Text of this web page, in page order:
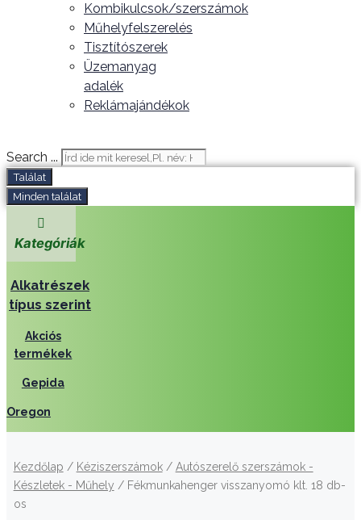
Kombikulcsok/szerszámok
Műhelyfelszerelés
Tisztítószerek
Üzemanyag
adalék
Reklámajándékok
Search ...
Találat
Minden találat
Kategóriák
Alkatrészek
típus szerint
Akciós
termékek
Gepida
Oregon
Kezdőlap / Kéziszerszámok/ Autószerelő szerszámok -
Készletek - Műhely / Fékmunkahenger visszanyomó klt. 18 db-
os